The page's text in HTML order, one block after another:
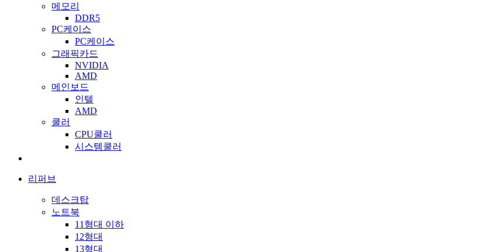
메모리
DDR5
PC케이스
PC케이스
그래픽카드
NVIDIA
AMD
메인보드
인텔
AMD
쿨러
CPU쿨러
시스템쿨러
리퍼브
데스크탑
노트북
11형대 이하
12형대
13형대